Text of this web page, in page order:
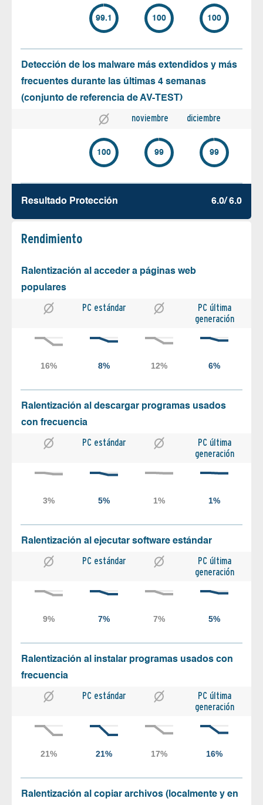
99.1 100 100
Detección de los malware más extendidos y más
frecuentes durante las últimas 4 semanas
(conjunto de referencia de AV-TEST)
noviembre diciembre
100 99 99
Resultado Protección 6.0/ 6.0
Rendimiento
Ralentización al acceder a páginas web
populares
PC estándar
PC última
generación
Ralentización al descargar programas usados
con frecuencia
PC estándar
PC última
generación
Ralentización al ejecutar software estándar
PC estándar
PC última
generación
Ralentización al instalar programas usados con
frecuencia
PC estándar
PC última
generación
Ralentización al copiar archivos (localmente y en